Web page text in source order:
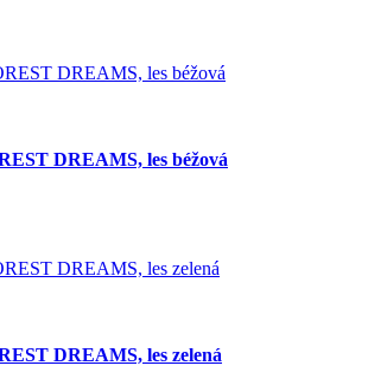
DREAMS, les béžová
DREAMS, les zelená